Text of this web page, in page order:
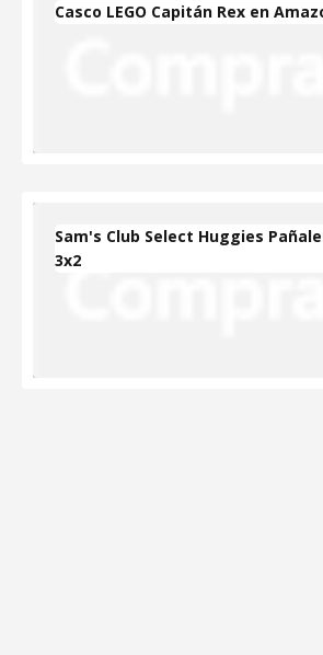
Casco LEGO Capitán Rex en
Sam's Club Select Huggies
3x2